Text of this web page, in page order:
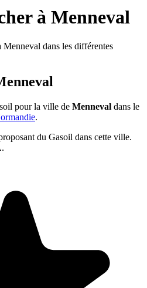
à Menneval
dans les différentes
pour la ville de Menneval dans le
.
du Gasoil dans cette ville.
.